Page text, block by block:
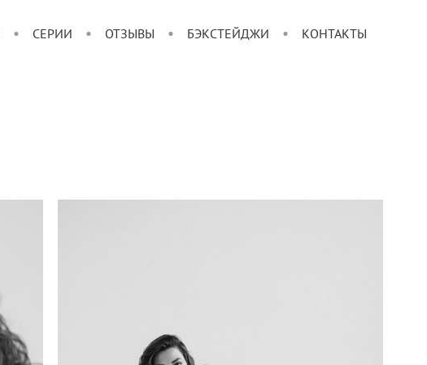
СЕРИИ ОТЗЫВЫ БЭКСТЕЙДЖИ КОНТАКТЫ